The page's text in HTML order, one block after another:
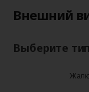
Внешний
Выберите тип